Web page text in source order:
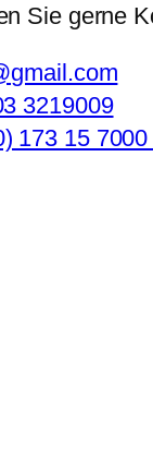
Sie gerne
3219009
173 15 7000